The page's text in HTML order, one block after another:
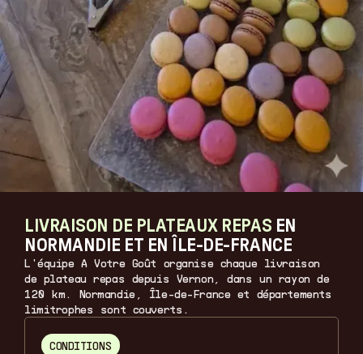
LIVRAISON DE PLATEAUX REPAS EN
NORMANDIE ET EN ÎLE-DE-FRANCE
L'équipe A Votre Goût organise chaque livraison
de plateau repas depuis Vernon, dans un rayon de
120 km. Normandie, Île-de-France et départements
limitrophes sont couverts.
CONDITIONS